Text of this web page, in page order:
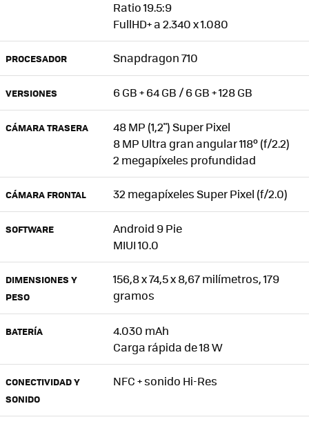
Ratio 19.5:9
FullHD+ a 2.340 x 1.080
PROCESADOR Snapdragon 710
VERSIONES 6 GB + 64 GB / 6 GB + 128 GB
CÁMARA TRASERA
48 MP (1,2") Super Pixel
8 MP Ultra gran angular 118º (f/2.2)
2 megapíxeles profundidad
CÁMARA FRONTAL 32 megapíxeles Super Pixel (f/2.0)
SOFTWARE
Android 9 Pie
MIUI 10.0
DIMENSIONES Y
PESO
156,8 x 74,5 x 8,67 milímetros, 179
gramos
BATERÍA
4.030 mAh
Carga rápida de 18 W
CONECTIVIDAD Y
SONIDO
NFC + sonido Hi-Res